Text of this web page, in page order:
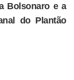
Bolsonaro e a
do Plantão